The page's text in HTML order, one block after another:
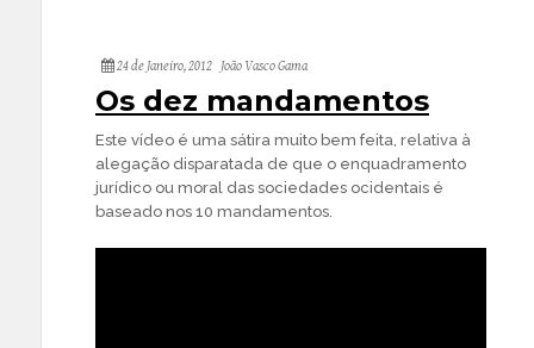
24 de Janeiro, 2012 João Vasco Gama
Os dez mandamentos
Este vídeo é uma sátira muito bem feita, relativa à
alegação disparatada de que o enquadramento
jurídico ou moral das sociedades ocidentais é
baseado nos 10 mandamentos.